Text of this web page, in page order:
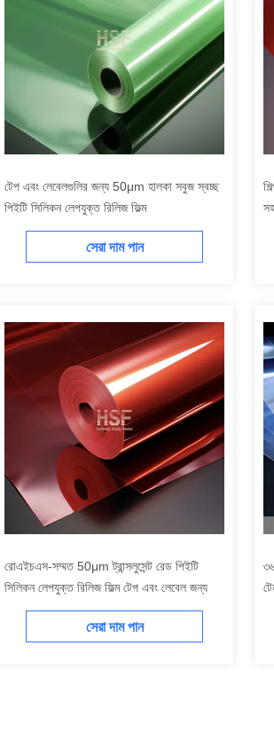
টেপ এবং লেবেলগুলির জন্য 50μm হালকা সবুজ স্বচ্ছ
পিইটি সিলিকন লেপযুক্ত রিলিজ ফিল্ম
সেরা দাম পান
রোএইচএস-সম্মত 50μm ট্রান্সলুসেন্ট রেড পিইটি
সিলিকন লেপযুক্ত রিলিজ ফিল্ম টেপ এবং লেবেল জন্য
সেরা দাম পান